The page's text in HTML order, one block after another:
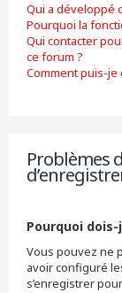
Qui a développé
Pourquoi la
Qui contacter
ce forum ?
Comment puis-je
Problèmes
Pourquoi
Vous pouvez ne
avoir configuré
s’enregistrer